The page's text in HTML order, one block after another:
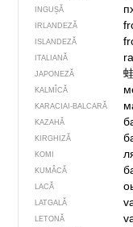
INGUȘĂ
IRLANDEZĂ
ISLANDEZĂ
ITALIANĂ
JAPONEZĂ
KALMÎCĂ
KARACIAI-BALCARĂ
KAZAHĂ
KIRGHIZĂ
KOMI
KUMÂCĂ
LACĂ
LATGALĂ
LETONĂ